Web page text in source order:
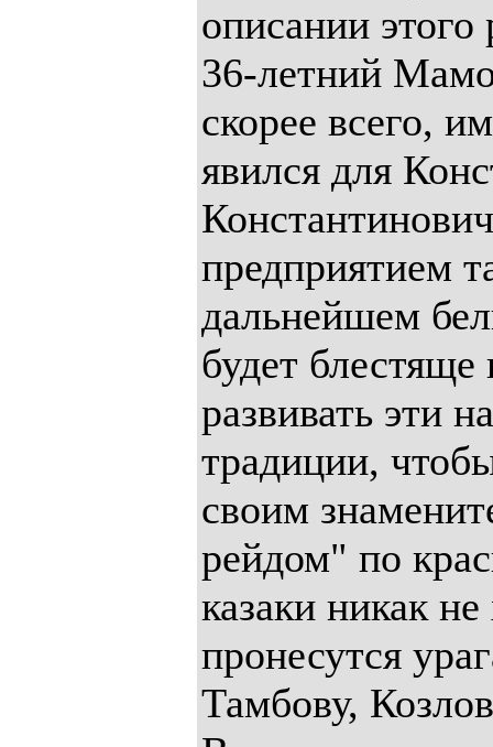
описании
36-летний
скорее всего,
явился для
предприятием
дальнейшем
будет блестяще
развивать эти
традиции,
своим
рейдом" по
казаки никак
пронесутся
Тамбову,